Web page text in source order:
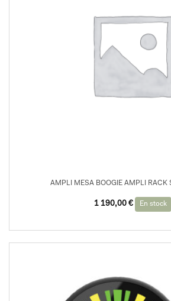
AMPLI MESA BOOGIE AMPLI RACK
Le
999,00 €.
1 190,00 €
Le
190,00 €.
En stock